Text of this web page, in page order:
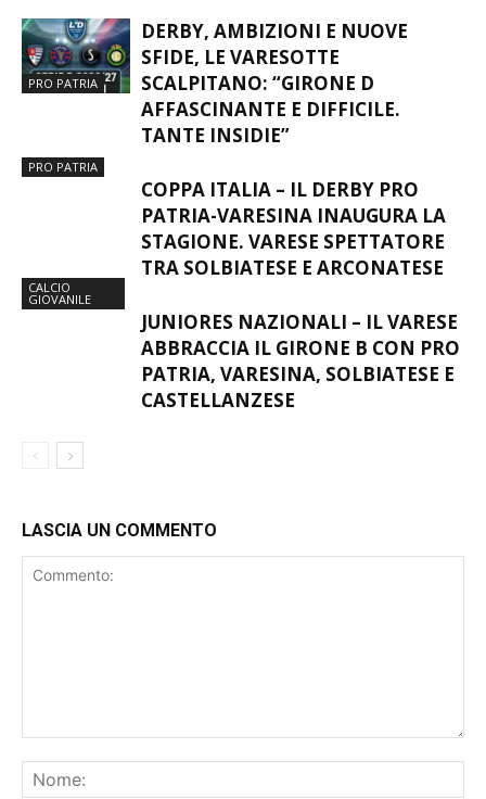
PRO PATRIA
DERBY, AMBIZIONI E NUOVE
SFIDE, LE VARESOTTE
SCALPITANO: “GIRONE D
AFFASCINANTE E DIFFICILE.
TANTE INSIDIE”
PRO PATRIA
COPPA ITALIA – IL DERBY PRO
PATRIA-VARESINA INAUGURA LA
STAGIONE. VARESE SPETTATORE
TRA SOLBIATESE E ARCONATESE
CALCIO
GIOVANILE
JUNIORES NAZIONALI – IL VARESE
ABBRACCIA IL GIRONE B CON PRO
PATRIA, VARESINA, SOLBIATESE E
CASTELLANZESE
LASCIA UN COMMENTO